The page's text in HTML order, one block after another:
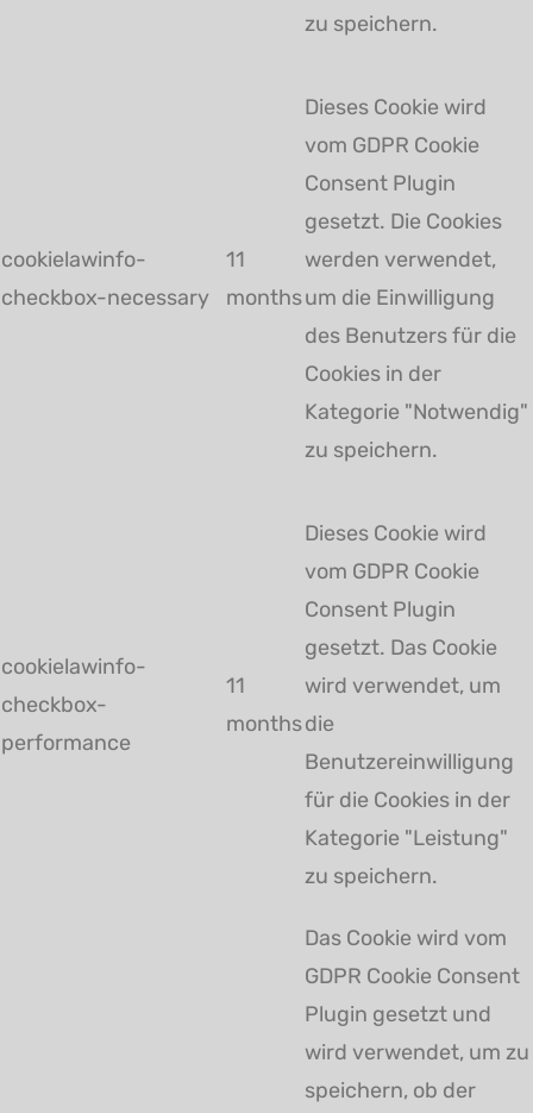
zu speichern.
cookielawinfo-
checkbox-necessary
11
months
Dieses Cookie wird
vom GDPR Cookie
Consent Plugin
gesetzt. Die Cookies
werden verwendet,
um die Einwilligung
des Benutzers für die
Cookies in der
Kategorie "Notwendig"
zu speichern.
cookielawinfo-
checkbox-
performance
11
months
Dieses Cookie wird
vom GDPR Cookie
Consent Plugin
gesetzt. Das Cookie
wird verwendet, um
die
Benutzereinwilligung
für die Cookies in der
Kategorie "Leistung"
zu speichern.
Das Cookie wird vom
GDPR Cookie Consent
Plugin gesetzt und
wird verwendet, um zu
speichern, ob der